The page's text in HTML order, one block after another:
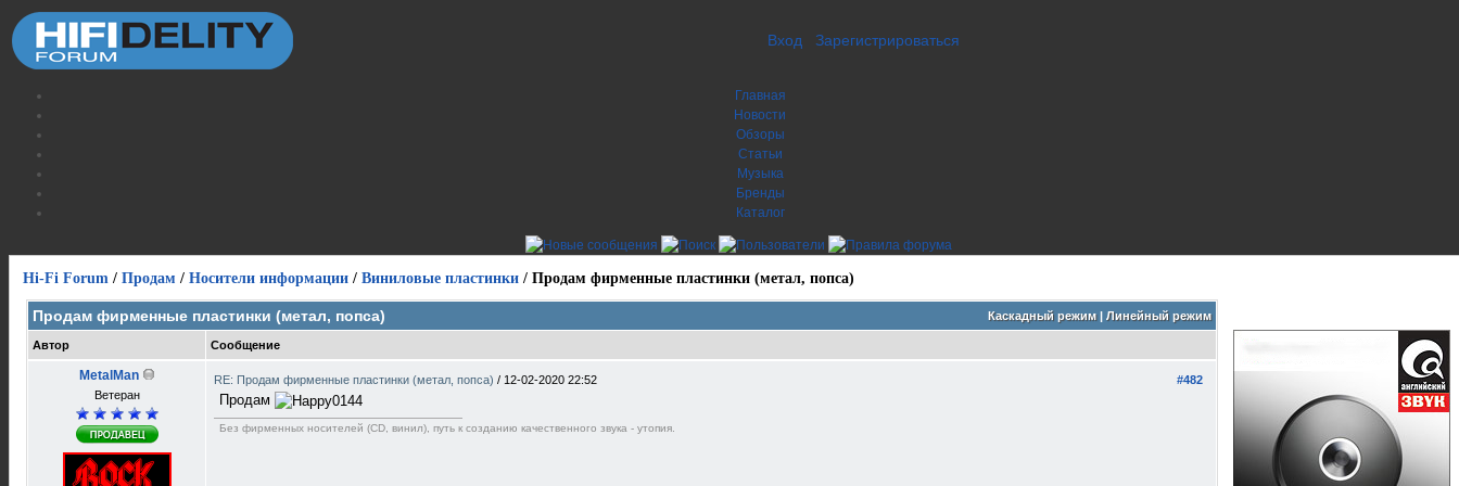
Вход Зарегистрироваться
Главная
Новости
Обзоры
Статьи
Музыка
Бренды
Каталог
Hi-Fi Forum / Продам / Носители информации / Виниловые пластинки / Продам фирменные пластинки (метал, попса)
Каскадный режим| Линейный режим
Продам фирменные пластинки (метал, попса)
Автор Сообщение
MetalMan
Ветеран
#482
RE: Продам фирменные пластинки (метал, попса) / 12-02-2020 22:52
Продам
Без фирменных носителей (CD, винил), путь к созданию качественного звука - утопия.